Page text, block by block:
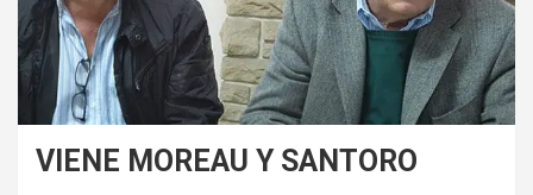
VIENE MOREAU Y SANTORO